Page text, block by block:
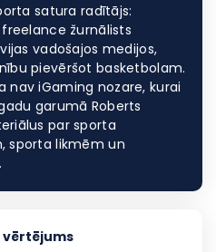
satura radītājs:
žurnālists
vadošajos medijos,
pievēršot basketbolam.
nav iGaming nozare, kurai
garumā Roberts
par sporta
sporta likmēm un
vērtējums